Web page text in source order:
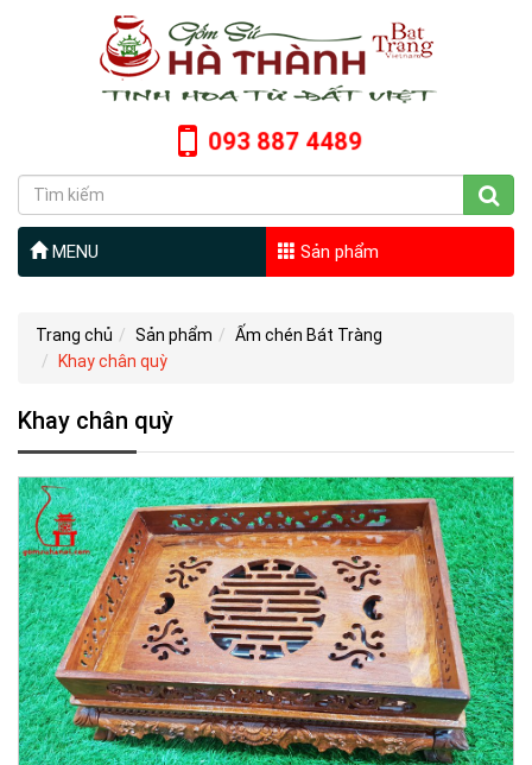
093 887 4489
MENU Sản phẩm
Trang chủ Sản phẩm
Ấm chén Bát Tràng
Khay chân quỳ
Khay chân quỳ